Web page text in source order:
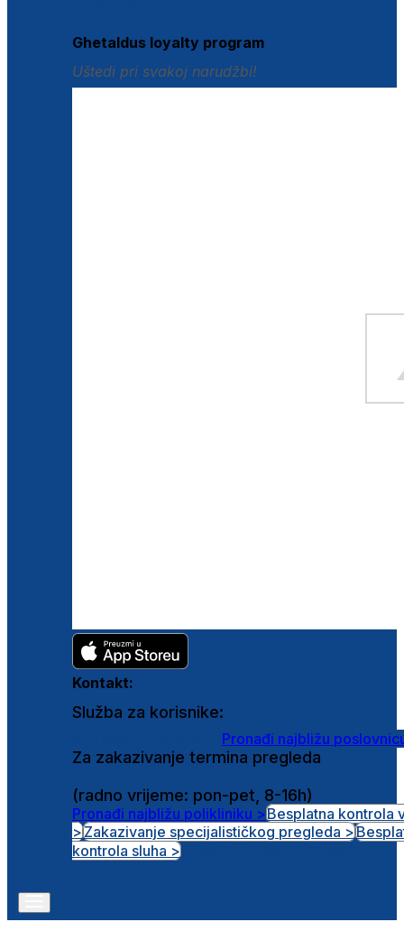
Ghetaldus loyalty program
Uštedi pri svakoj narudžbi!
Kontakt:
Služba za korisnike:
Pronađi najbližu
Za zakazivanje termina pregleda
(radno vrijeme: pon-pet, 8-16h)
Pronađi najbližu polikliniku >Besplatna kontrola
>Zakazivanje specijalističkog pregleda >
kontrola sluha >